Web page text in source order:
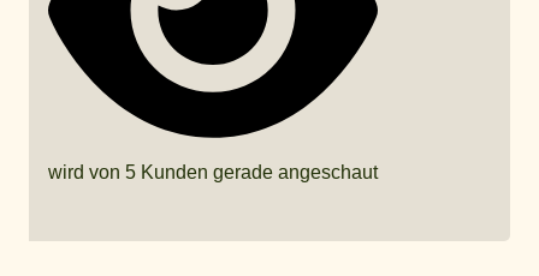
wird von 5 Kunden gerade angeschaut